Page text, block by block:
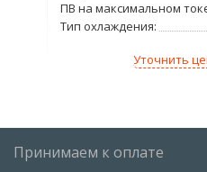
ПВ на максимальном
Тип охлаждения:
Уточнить
Принимаем к оплате